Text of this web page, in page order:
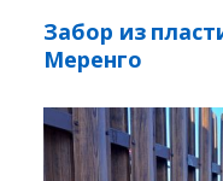
Забор из
Меренго